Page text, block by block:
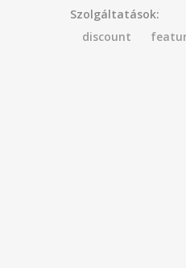
Szolgáltatások:
discount